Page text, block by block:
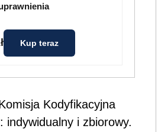
Kup teraz
Kodyfikacyjna
i zbiorowy.